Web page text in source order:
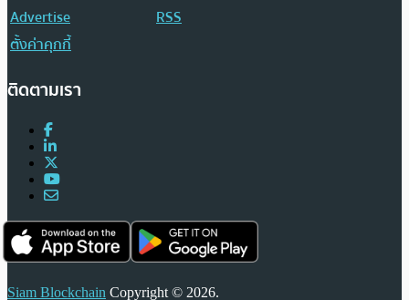
Advertise
RSS
ตั้งค่าคุกกี้
ติดตามเรา
Siam Blockchain Copyright © 2026.